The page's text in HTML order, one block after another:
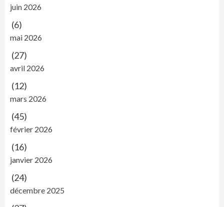
juin 2026
(6)
mai 2026
(27)
avril 2026
(12)
mars 2026
(45)
février 2026
(16)
janvier 2026
(24)
décembre 2025